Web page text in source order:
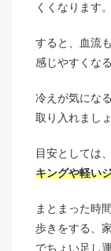
くくなります。
すると、血流
感じやすくな
冷えが気にな
取り入れましょ
目安としては
キングや軽い
まとまった時
歩きをする、
でちょい足し